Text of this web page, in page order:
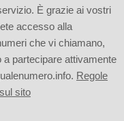
È grazie ai vostri
accesso alla
che vi chiamano,
a partecipare attivamente
Regole
sito